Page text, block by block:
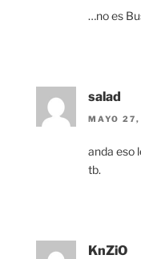
…no es
salad
MAYO
anda eso
tb.
KnZiO